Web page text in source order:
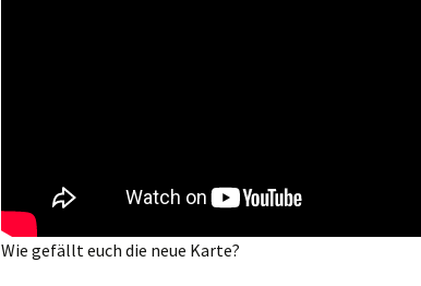
Wie gefällt euch die neue Karte?